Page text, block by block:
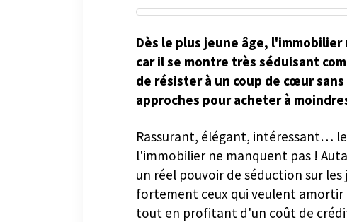
Dès le plus jeune âge,
car il se montre très séduisant
de résister à un coup de cœur
approches pour acheter à
Rassurant, élégant, intéressant…
l'immobilier ne manquent pas !
un réel pouvoir de séduction sur
fortement ceux qui veulent